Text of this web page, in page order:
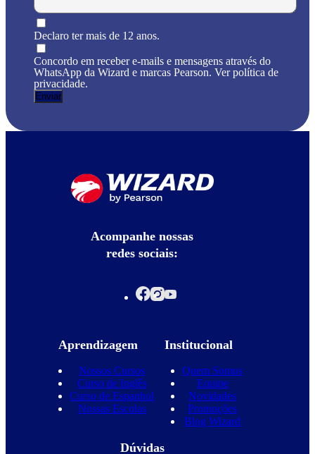
Declaro ter mais de 12 anos.
Concordo em receber e-mails e mensagens através do
WhatsApp da Wizard e marcas Pearson. Ver política de
privacidade.
Acompanhe nossas
redes sociais:
Aprendizagem
Nossos Cursos
Curso de Inglês
Curso de Espanhol
Nossas Escolas
Institucional
Quem Somos
Equipe
Novidades
Promoções
Blog Wizard
Dúvidas